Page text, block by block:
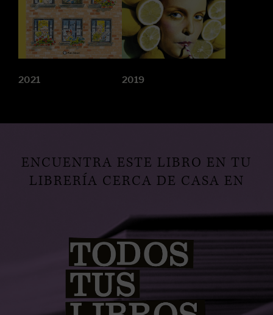
2021 2019
ENCUENTRA ESTE LIBRO EN TU
LIBRERÍA CERCA DE CASA EN